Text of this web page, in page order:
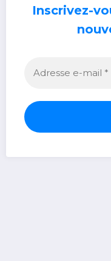
Inscrivez-